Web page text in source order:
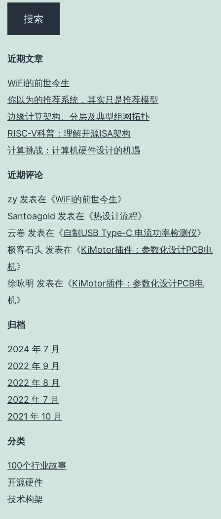
近期文章
WiFi的前世今生
你以为的推荐系统，其实只是推荐模型
边缘计算架构、分层及典型组网拓扑
RISC-V科普：理解开源ISA架构
计算挑战：计算机硬件设计的机遇
近期评论
zy 发表在《WiFi的前世今生》
Santoagold 发表在《热设计流程》
云卷 发表在《自制USB Type-C 电流功率检测仪》
极客石头 发表在《KiMotor插件：参数化设计PCB电
机》
徐咏明 发表在《KiMotor插件：参数化设计PCB电
机》
归档
2024 年 7 月
2022 年 9 月
2022 年 8 月
2022 年 7 月
2021 年 10 月
分类
100个行业故事
开源硬件
技术构架